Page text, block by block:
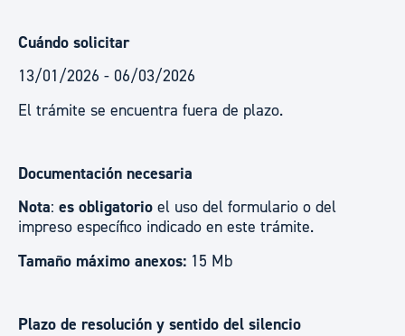
Cuándo solicitar
13/01/2026 - 06/03/2026
El trámite se encuentra fuera de plazo.
Documentación necesaria
Nota: es obligatorio el uso del formulario o del
impreso específico indicado en este trámite.
Tamaño máximo anexos: 15 Mb
Plazo de resolución y sentido del silencio